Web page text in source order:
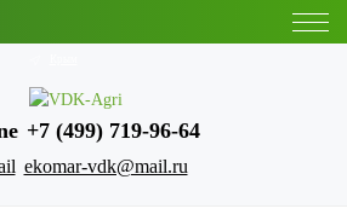
+7 (499) 719-96-64
ekomar-vdk@mail.ru